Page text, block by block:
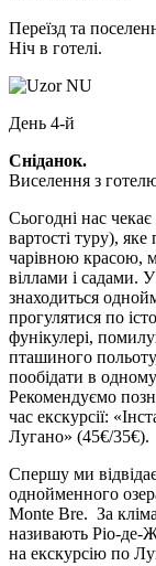
Переїзд та
Ніч в готелі.
День 4-й
Сніданок.
Виселення з
Сьогодні нас
вартості туру),
чарівною красою,
віллами і садами. У
знаходиться
прогулятися по
фунікулері,
пташиного
пообідати в
Рекомендуємо
час екскурсії:
Лугано» (45€/35€).
Спершу ми
однойменного
Monte Bre. За
називають Ріо-де-
на екскурсію по